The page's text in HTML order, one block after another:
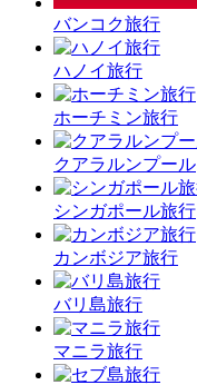
バンコク旅行
ハノイ旅行
ホーチミン旅行
クアラルンプール
シンガポール旅行
カンボジア旅行
バリ島旅行
マニラ旅行